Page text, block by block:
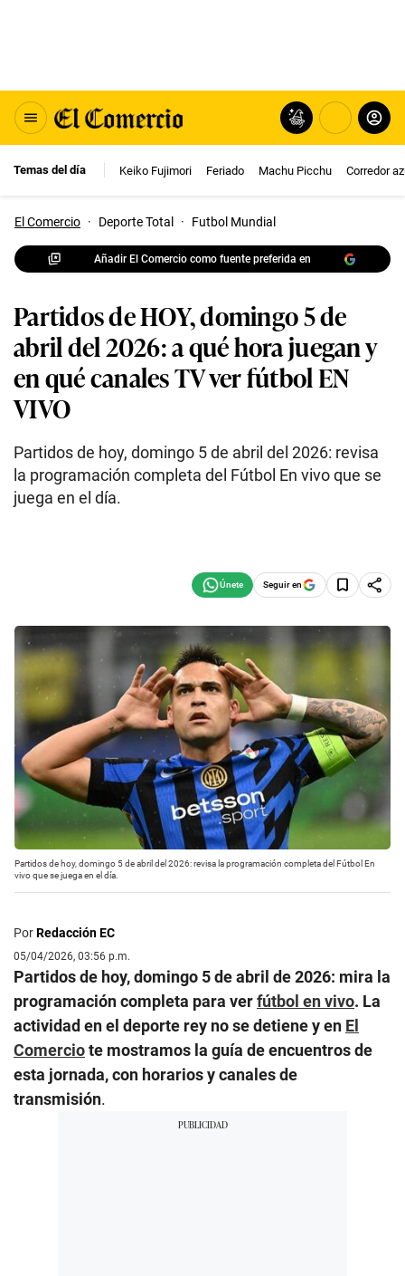
Temas del día Keiko Fujimori Feriado Machu Picchu Corredor
El Comercio · Deporte Total · Futbol Mundial
Añadir El Comercio como fuente preferida en
Partidos de HOY, domingo 5 de
abril del 2026: a qué hora juegan y
en qué canales TV ver fútbol EN
VIVO
Partidos de hoy, domingo 5 de abril del 2026: revisa
la programación completa del Fútbol En vivo que se
juega en el día.
Seguir en
Partidos de hoy, domingo 5 de abril del 2026: revisa la programación completa del Fútbol En
vivo que se juega en el día.
PorRedacción EC
05/04/2026, 03:56 p.m.
Partidos de hoy, domingo 5 de abril de 2026: mira la
programación completa para verfútbol en vivo. La
actividad en el deporte rey no se detiene y en El
Comerciote mostramos la guía de encuentros de
esta jornada, con horarios y canales de
transmisión.